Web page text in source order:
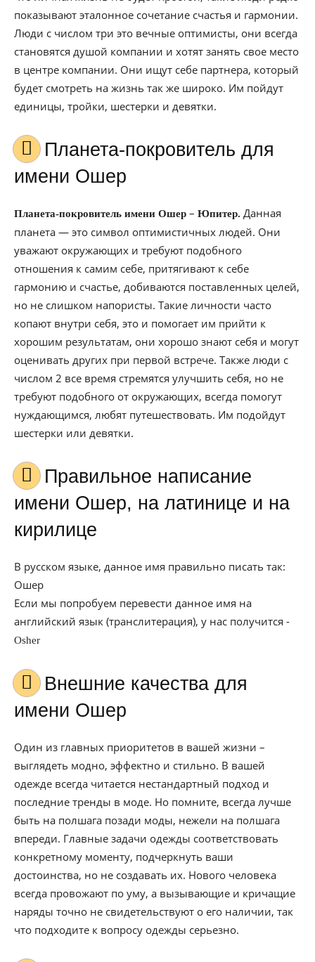
показывают эталонное сочетание счастья и гармонии.
Люди с числом три это вечные оптимисты, они всегда
становятся душой компании и хотят занять свое место
в центре компании. Они ищут себе партнера, который
будет смотреть на жизнь так же широко. Им пойдут
единицы, тройки, шестерки и девятки.
Планета-покровитель для
имени Ошер
Планета-покровитель имени Ошер – Юпитер. Данная
планета — это символ оптимистичных людей. Они
уважают окружающих и требуют подобного
отношения к самим себе, притягивают к себе
гармонию и счастье, добиваются поставленных целей,
но не слишком напористы. Такие личности часто
копают внутри себя, это и помогает им прийти к
хорошим результатам, они хорошо знают себя и могут
оценивать других при первой встрече. Также люди с
числом 2 все время стремятся улучшить себя, но не
требуют подобного от окружающих, всегда помогут
нуждающимся, любят путешествовать. Им подойдут
шестерки или девятки.
Правильное написание
имени Ошер, на латинице и на
кирилице
В русском языке, данное имя правильно писать так:
Ошер
Если мы попробуем перевести данное имя на
английский язык (транслитерация), у нас получится -
Osher
Внешние качества для
имени Ошер
Один из главных приоритетов в вашей жизни –
выглядеть модно, эффектно и стильно. В вашей
одежде всегда читается нестандартный подход и
последние тренды в моде. Но помните, всегда лучше
быть на полшага позади моды, нежели на полшага
впереди. Главные задачи одежды соответствовать
конкретному моменту, подчеркнуть ваши
достоинства, но не создавать их. Нового человека
всегда провожают по уму, а вызывающие и кричащие
наряды точно не свидетельствуют о его наличии, так
что подходите к вопросу одежды серьезно.